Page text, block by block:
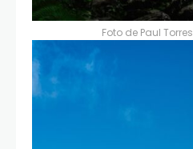
Foto de Paul Torres